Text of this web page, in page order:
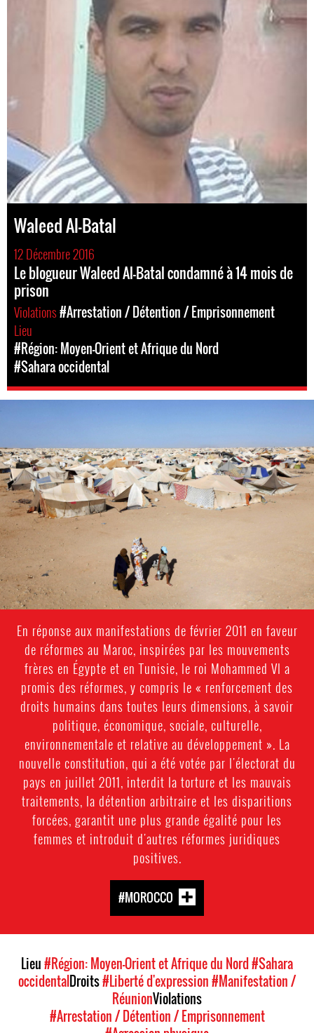
Waleed Al-Batal
12 Décembre 2016
Le blogueur Waleed Al-Batal condamné à 14 mois de
prison
Violations#Arrestation / Détention / Emprisonnement
Lieu
#Région: Moyen-Orient et Afrique du Nord
#Sahara occidental
Sahara-
general-
context.jpeg
En réponse aux manifestations de février 2011 en faveur
de réformes au Maroc, inspirées par les mouvements
frères en Égypte et en Tunisie, le roi Mohammed VI a
promis des réformes, y compris le « renforcement des
droits humains dans toutes leurs dimensions, à savoir
politique, économique, sociale, culturelle,
environnementale et relative au développement ». La
nouvelle constitution, qui a été votée par l'électorat du
pays en juillet 2011, interdit la torture et les mauvais
traitements, la détention arbitraire et les disparitions
forcées, garantit une plus grande égalité pour les
femmes et introduit d'autres réformes juridiques
positives.
#MOROCCO
Lieu#Région: Moyen-Orient et Afrique du Nord#Sahara
occidentalDroits#Liberté d'expression#Manifestation /
RéunionViolations
#Arrestation / Détention / Emprisonnement